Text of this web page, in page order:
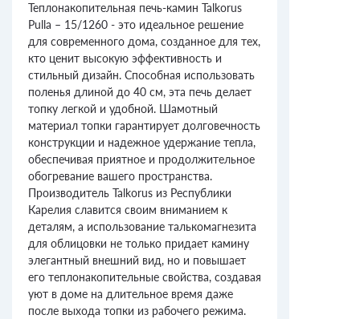
Теплонакопительная печь-камин Talkorus
Pulla – 15/1260 - это идеальное решение
для современного дома, созданное для тех,
кто ценит высокую эффективность и
стильный дизайн. Способная использовать
поленья длиной до 40 см, эта печь делает
топку легкой и удобной. Шамотный
материал топки гарантирует долговечность
конструкции и надежное удержание тепла,
обеспечивая приятное и продолжительное
обогревание вашего пространства.
Производитель Talkorus из Республики
Карелия славится своим вниманием к
деталям, а использование талькомагнезита
для облицовки не только придает камину
элегантный внешний вид, но и повышает
его теплонакопительные свойства, создавая
уют в доме на длительное время даже
после выхода топки из рабочего режима.